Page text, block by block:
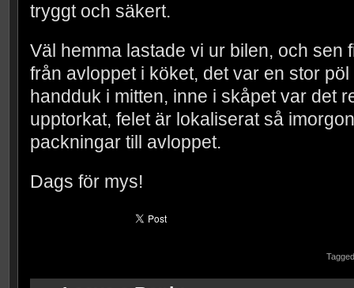
tryggt och säkert.
Väl hemma lastade vi ur bilen, och sen
från avloppet i köket, det var en stor
handduk i mitten, inne i skåpet var det
upptorkat, felet är lokaliserat så
packningar till avloppet.
Dags för mys!